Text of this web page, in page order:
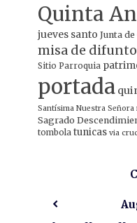
Quinta
jueves santo Junta
misa de
Sitio Parroquia
portada
Santísima Nuestra Señora
Sagrado
tombola tunicas via